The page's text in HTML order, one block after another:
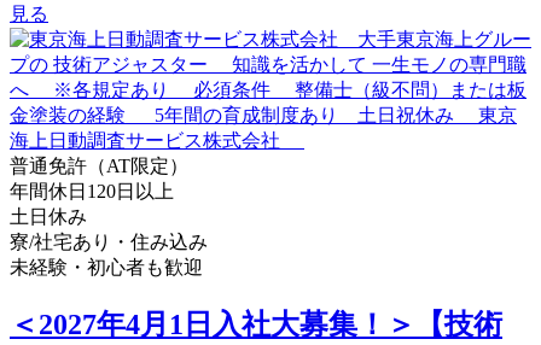
見る
普通免許（AT限定）
年間休日120日以上
土日休み
寮/社宅あり・住み込み
未経験・初心者も歓迎
＜2027年4月1日入社大募集！＞【技術